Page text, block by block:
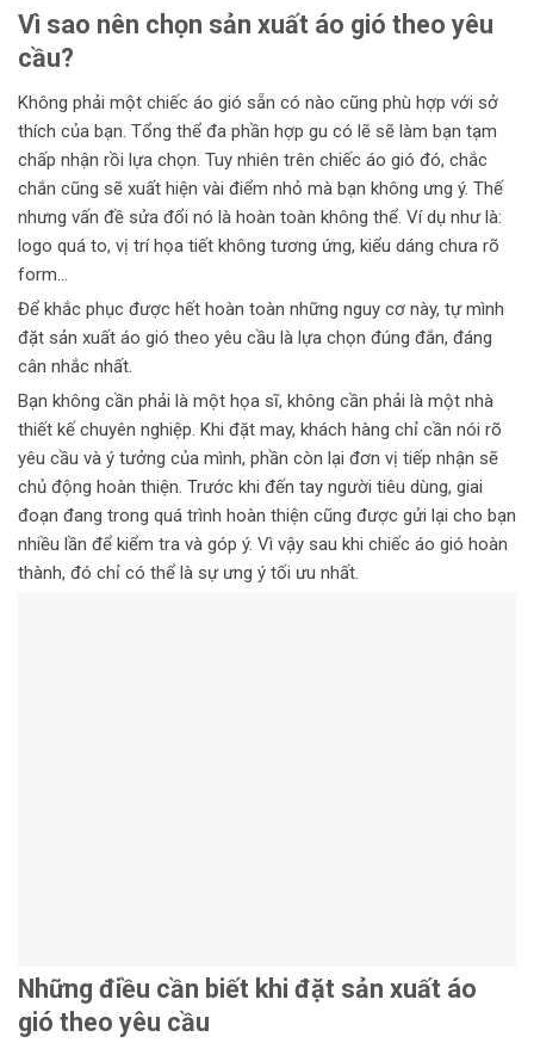
Vì sao nên chọn sản xuất áo gió theo yêu
cầu?
Không phải một chiếc áo gió sẵn có nào cũng phù hợp với sở
thích của bạn. Tổng thể đa phần hợp gu có lẽ sẽ làm bạn tạm
chấp nhận rồi lựa chọn. Tuy nhiên trên chiếc áo gió đó, chắc
chắn cũng sẽ xuất hiện vài điểm nhỏ mà bạn không ưng ý. Thế
nhưng vấn đề sửa đổi nó là hoàn toàn không thể. Ví dụ như là:
logo quá to, vị trí họa tiết không tương ứng, kiểu dáng chưa rõ
form…
Để khắc phục được hết hoàn toàn những nguy cơ này, tự mình
đặt sản xuất áo gió theo yêu cầu là lựa chọn đúng đắn, đáng
cân nhắc nhất.
Bạn không cần phải là một họa sĩ, không cần phải là một nhà
thiết kế chuyên nghiệp. Khi đặt may, khách hàng chỉ cần nói rõ
yêu cầu và ý tưởng của mình, phần còn lại đơn vị tiếp nhận sẽ
chủ động hoàn thiện. Trước khi đến tay người tiêu dùng, giai
đoạn đang trong quá trình hoàn thiện cũng được gửi lại cho bạn
nhiều lần để kiểm tra và góp ý. Vì vậy sau khi chiếc áo gió hoàn
thành, đó chỉ có thể là sự ưng ý tối ưu nhất.
Những điều cần biết khi đặt sản xuất áo
gió theo yêu cầu